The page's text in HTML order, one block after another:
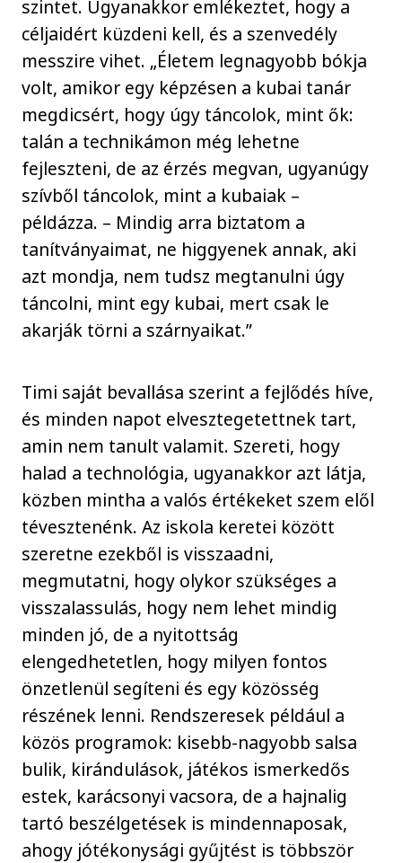
szintet. Ugyanakkor emlékeztet, hogy a
céljaidért küzdeni kell, és a szenvedély
messzire vihet. „Életem legnagyobb bókja
volt, amikor egy képzésen a kubai tanár
megdicsért, hogy úgy táncolok, mint ők:
talán a technikámon még lehetne
fejleszteni, de az érzés megvan, ugyanúgy
szívből táncolok, mint a kubaiak –
példázza. – Mindig arra biztatom a
tanítványaimat, ne higgyenek annak, aki
azt mondja, nem tudsz megtanulni úgy
táncolni, mint egy kubai, mert csak le
akarják törni a szárnyaikat.”
Timi saját bevallása szerint a fejlődés híve,
és minden napot elvesztegetettnek tart,
amin nem tanult valamit. Szereti, hogy
halad a technológia, ugyanakkor azt látja,
közben mintha a valós értékeket szem elől
tévesztenénk. Az iskola keretei között
szeretne ezekből is visszaadni,
megmutatni, hogy olykor szükséges a
visszalassulás, hogy nem lehet mindig
minden jó, de a nyitottság
elengedhetetlen, hogy milyen fontos
önzetlenül segíteni és egy közösség
részének lenni. Rendszeresek például a
közös programok: kisebb-nagyobb salsa
bulik, kirándulások, játékos ismerkedős
estek, karácsonyi vacsora, de a hajnalig
tartó beszélgetések is mindennaposak,
ahogy jótékonysági gyűjtést is többször